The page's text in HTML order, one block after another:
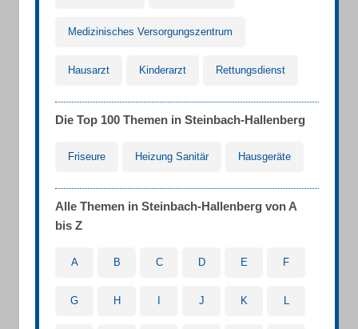
Medizinisches Versorgungszentrum
Hausarzt Kinderarzt Rettungsdienst
Die Top 100 Themen in Steinbach-Hallenberg
Friseure Heizung Sanitär Hausgeräte
Alle Themen in Steinbach-Hallenberg von A
bis Z
A B C D E F
G H J K L